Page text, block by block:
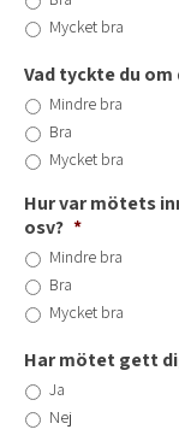
Mycket bra
Vad tyckte du
Mindre bra
Bra
Mycket bra
Hur var mötets
osv? *
Mindre bra
Bra
Mycket bra
Har mötet gett
Ja
Nej